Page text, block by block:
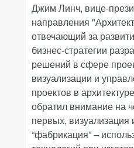
Джим Линч, вице-
направления
отвечающий за
бизнес-стратегии
решений в сфере
визуализации и
проектов в
обратил внимание на
первых,
“фабрикация” –